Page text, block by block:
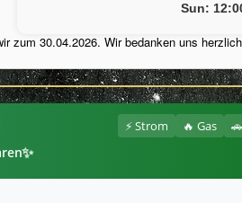
Sun:
zum 30.04.2026. Wir bedanken uns
⚡ Strom 🔥 Gas
✨